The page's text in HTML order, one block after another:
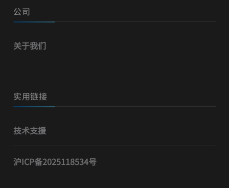
公司
关于我们
实用链接
技术支援
沪ICP备2025118534号